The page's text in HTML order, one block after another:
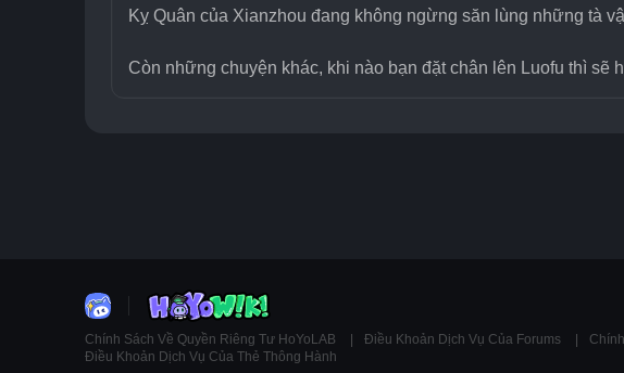
Kỵ Quân của Xianzhou đang không ngừng săn lùng những tà
Còn những chuyện khác, khi nào bạn đặt chân lên Luofu thì sẽ
Chính Sách Về Quyền Riêng Tư HoYoLAB Điều Khoản Dịch Vụ Của Forums
Điều Khoản Dịch Vụ Của Thẻ Thông Hành